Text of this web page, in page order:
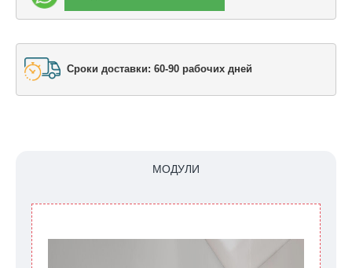
Сроки доставки: 60-90 рабочих дней
МОДУЛИ